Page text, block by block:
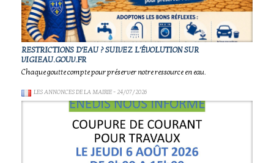
RESTRICTIONS D'EAU ? SUIVEZ L'ÉVOLUTION SUR
VIGIEAU.GOUV.FR
Chaque goutte compte pour préserver notre ressource en eau.
LES ANNONCES DE LA MAIRIE- 24/07/2026